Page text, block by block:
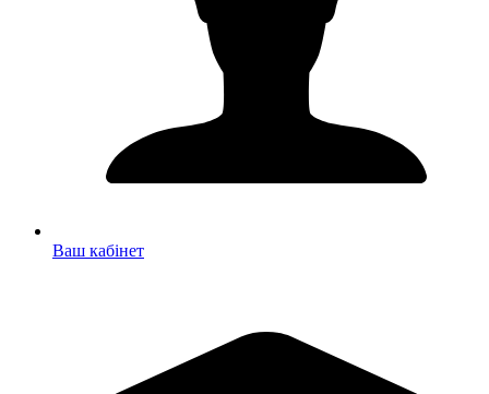
Ваш кабінет